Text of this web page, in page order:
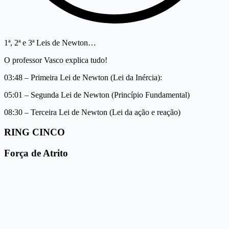
1ª, 2ª e 3ª Leis de Newton…
O professor Vasco explica tudo!
03:48 – Primeira Lei de Newton (Lei da Inércia):
05:01 – Segunda Lei de Newton (Princípio Fundamental)
08:30 – Terceira Lei de Newton (Lei da ação e reação)
RING CINCO
Força de Atrito